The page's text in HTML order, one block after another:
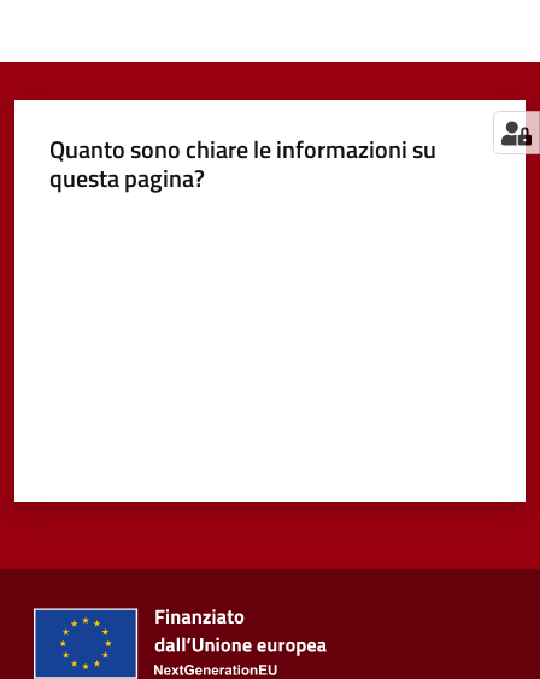
Quanto sono chiare le informazioni su
questa pagina?